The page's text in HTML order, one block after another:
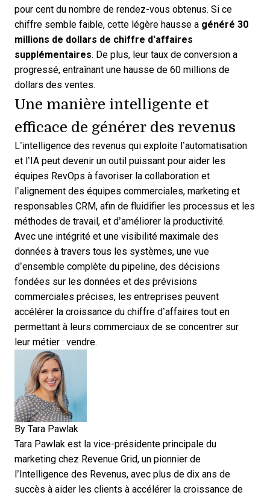
pour cent du nombre de rendez-vous obtenus. Si ce
chiffre semble faible, cette légère hausse a généré 30
millions de dollars de chiffre d’affaires
supplémentaires. De plus, leur taux de conversion a
progressé, entraînant une hausse de 60 millions de
dollars des ventes.
Une manière intelligente et
efficace de générer des revenus
L’intelligence des revenus qui exploite l’automatisation
et l’IA peut devenir un outil puissant pour aider les
équipes RevOps à favoriser la collaboration et
l’alignement des équipes commerciales, marketing et
responsables CRM, afin de fluidifier les processus et les
méthodes de travail, et d’améliorer la productivité.
Avec une intégrité et une visibilité maximale des
données à travers tous les systèmes, une vue
d’ensemble complète du pipeline, des décisions
fondées sur les données et des prévisions
commerciales précises, les entreprises peuvent
accélérer la croissance du chiffre d’affaires tout en
permettant à leurs commerciaux de se concentrer sur
leur métier : vendre.
By Tara Pawlak
Tara Pawlak est la vice-présidente principale du
marketing chez Revenue Grid, un pionnier de
l’Intelligence des Revenus, avec plus de dix ans de
succès à aider les clients à accélérer la croissance de